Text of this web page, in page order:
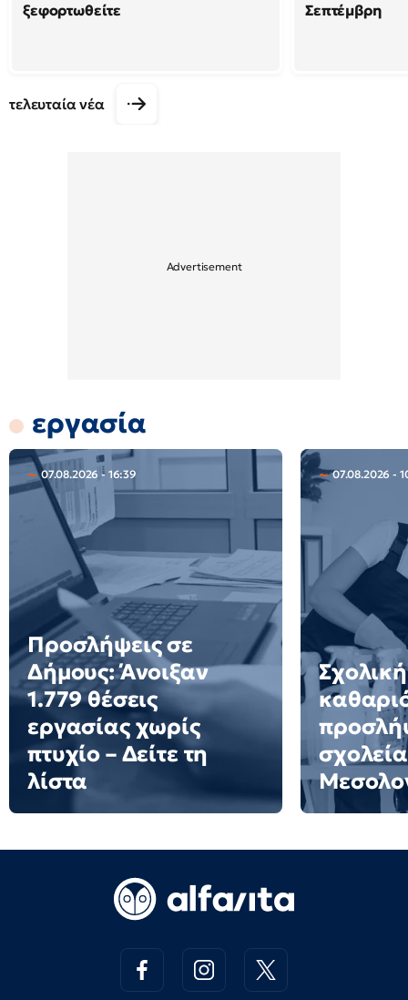
ξεφορτωθείτε
Σεπτέμβρη
τελευταία νέα
εργασία
07.08.2026 - 16:39
Προσλήψεις σε
Δήμους: Άνοιξαν
1.779 θέσεις
εργασίας χωρίς
πτυχίο – Δείτε τη
λίστα
07.08.2026 -
Σχολική